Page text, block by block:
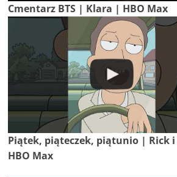
Cmentarz BTS | Klara | HBO Max
Piątek, piąteczek, piątunio | Rick
HBO Max